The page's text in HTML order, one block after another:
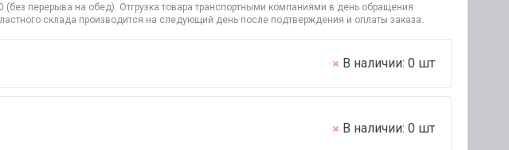
перерыва на обед). Отгрузка товара транспортными компаниями в день обращения
склада производится на следующий день после подтверждения и оплаты заказа.
В наличии: 0 шт
В наличии: 0 шт